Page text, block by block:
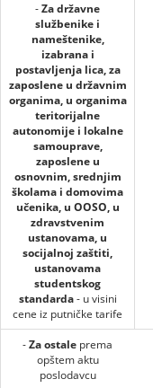
-Za državne
službenike i
nameštenike,
izabrana i
postavljenja lica, za
zaposlene u državnim
organima, u organima
teritorijalne
autonomije i lokalne
samouprave,
zaposlene u
osnovnim, srednjim
školama i domovima
učenika, u OOSO, u
zdravstvenim
ustanovama, u
socijalnoj zaštiti,
ustanovama
studentskog
standarda- u visini
cene iz putničke tarife
-Za ostale prema
opštem aktu
poslodavcu